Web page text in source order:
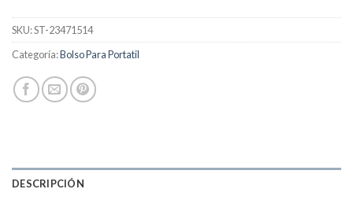
SKU:ST-23471514
Categoría:Bolso Para Portatil
DESCRIPCIÓN